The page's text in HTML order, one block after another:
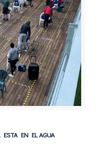
EN EL AGUA